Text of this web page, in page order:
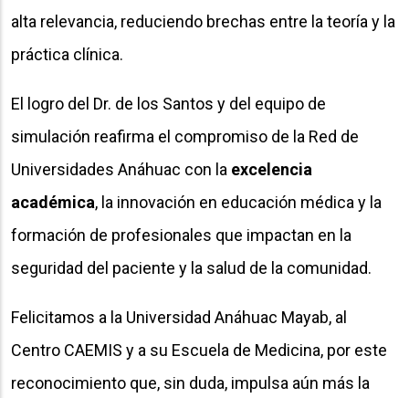
alta relevancia, reduciendo brechas entre la teoría y la
práctica clínica.
El logro del Dr. de los Santos y del equipo de
simulación reafirma el compromiso de la Red de
Universidades Anáhuac con la excelencia
académica, la innovación en educación médica y la
formación de profesionales que impactan en la
seguridad del paciente y la salud de la comunidad.
Felicitamos a la Universidad Anáhuac Mayab, al
Centro CAEMIS y a su Escuela de Medicina, por este
reconocimiento que, sin duda, impulsa aún más la